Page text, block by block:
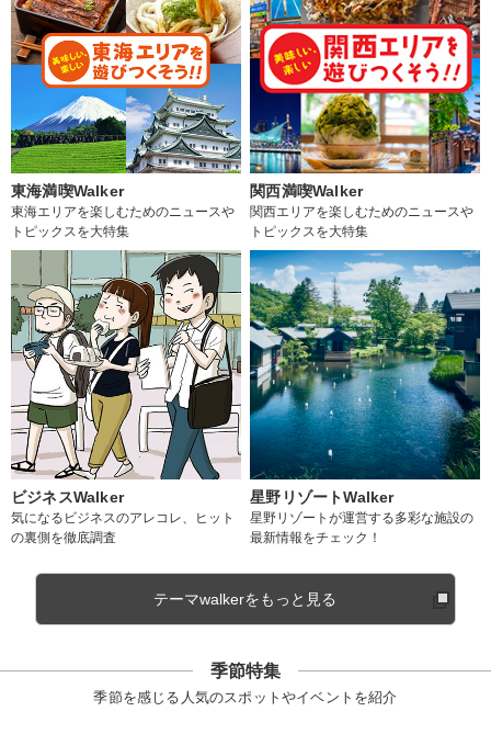
東海満喫Walker
東海エリアを楽しむためのニュースや
トピックスを大特集
関西満喫Walker
関西エリアを楽しむためのニュースや
トピックスを大特集
ビジネスWalker
気になるビジネスのアレコレ、ヒット
の裏側を徹底調査
星野リゾートWalker
星野リゾートが運営する多彩な施設の
最新情報をチェック！
テーマwalkerをもっと見る
季節特集
季節を感じる人気のスポットやイベントを紹介